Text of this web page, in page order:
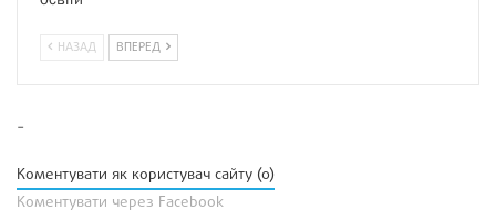
НАЗАД ВПЕРЕД
-
Коментувати як користувач сайту (0)
Коментувати через Facebook